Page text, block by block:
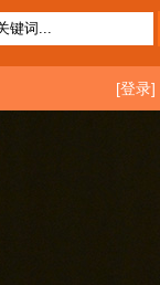
[登录]